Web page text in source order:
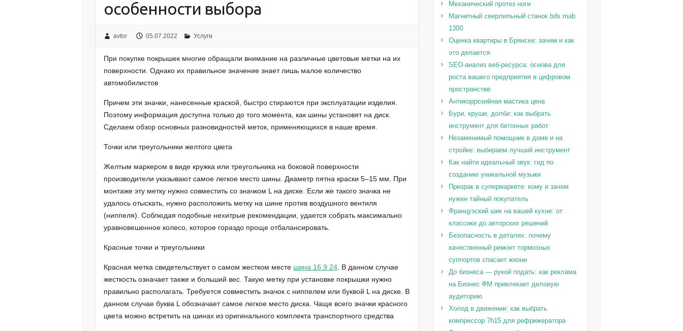
особенности выбора
avtor 05.07.2022 Услуги
При покупке покрышек многие обращали внимание на различные цветовые метки на их
поверхности. Однако их правильное значение знает лишь малое количество
автомобилистов
Причем эти значки, нанесенные краской, быстро стираются при эксплуатации изделия.
Поэтому информация доступна только до того момента, как шины установят на диск.
Сделаем обзор основных разновидностей меток, применяющихся в наше время.
Точки или треугольники желтого цвета
Желтым маркером в виде кружка или треугольника на боковой поверхности
производители указывают самое легкое место шины. Диаметр пятна краски 5–15 мм. При
монтаже эту метку нужно совместить со значком L на диске. Если же такого значка не
удалось отыскать, нужно расположить метку на шине против воздушного вентиля
(ниппеля). Соблюдая подобные нехитрые рекомендации, удается собрать максимально
уравновешенное колесо, которое гораздо проще отбалансировать.
Красные точки и треугольники
Красная метка свидетельствует о самом жестком месте шина 16.9 24. В данном случае
жесткость означает также и больший вес. Такую метку при установке покрышки нужно
правильно располагать. Требуется совместить значок с ниппелем или буквой L на диске. В
данном случае буква L обозначает самое легкое место диска. Чаще всего значки красного
цвета можно встретить на шинах из оригинального комплекта транспортного средства
Механический протез ноги
Магнитный сверлильный станок bds mab
1300
Оценка квартиры в Брянске: зачем и как
это делается
SEO-анализ веб-ресурса: основа для
роста вашего предприятия в цифровом
пространстве
Антикоррозийная мастика цена
Бури, круши, долби: как выбрать
инструмент для бетонных работ
Незаменимый помощник в доме и на
стройке: выбираем лучший инструмент
Как найти идеальный звук: гид по
созданию уникальной музыки
Призрак в супермаркете: кому и зачем
нужен тайный покупатель
Французский шик на вашей кухне: от
классики до авторских решений
Безопасность в деталях: почему
качественный ремонт тормозных
суппортов спасает жизни
До бизнеса — рукой подать: как реклама
на Бизнес ФМ привлекает деловую
аудиторию
Холод в движении: как выбрать
компрессор 7h15 для рефрижератора